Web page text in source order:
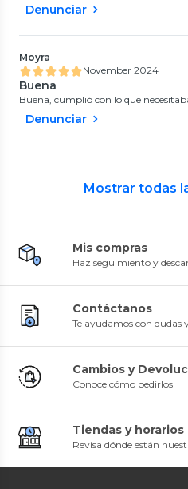
Denunciar
Moyra
November 2024
Buena
Buena, cumplió con lo que
Denunciar
Mostrar todas
Mis compras
Haz seguimiento y
Contáctanos
Te ayudamos con dudas
Cambios y
Conoce cómo pedirlos
Tiendas y horarios
Revisa dónde están